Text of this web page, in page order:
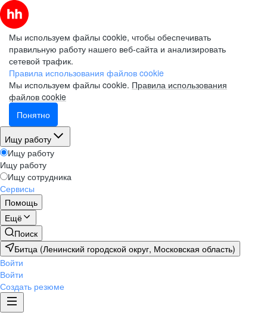
Мы используем файлы cookie, чтобы обеспечивать
правильную работу нашего веб-сайта и анализировать
сетевой трафик.
Правила использования файлов cookie
Мы используем файлы cookie. Правила использования
файлов cookie
Понятно
Ищу работу
Ищу работу
Ищу работу
Ищу сотрудника
Сервисы
Помощь
Ещё
Поиск
Битца (Ленинский городской округ, Московская область)
Войти
Войти
Создать резюме